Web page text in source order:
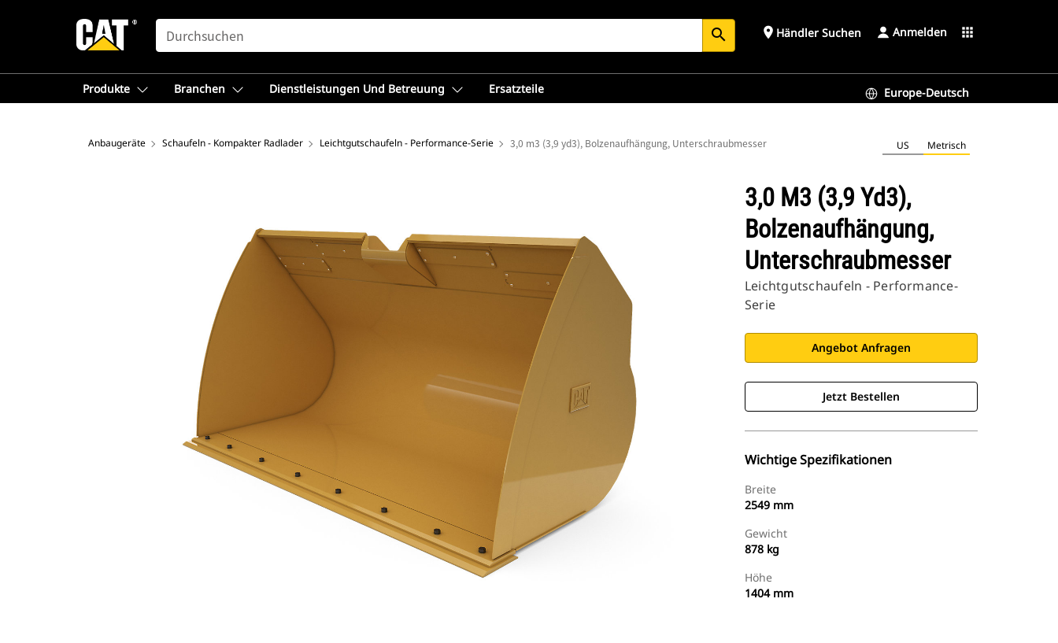
SEARCH search place Händler Suchen Anmelden apps
Produkte Branchen Dienstleistungen Und Betreuung Ersatzteile Europe-Deutsch
Anbaugeräte Schaufeln - Kompakter Radlader Leichtgutschaufeln - Performance-Serie 3,0 m3 (3,9 yd3), Bolzenaufhängung, Unterschraubmesser US Metrisch
3,0 M3 (3,9 Yd3),
Bolzenaufhängung,
Unterschraubmesser
Leichtgutschaufeln - Performance-
Serie
Angebot Anfragen
Jetzt Bestellen
Wichtige Spezifikationen
Breite
2549 mm
Gewicht
878 kg
Höhe
1404 mm